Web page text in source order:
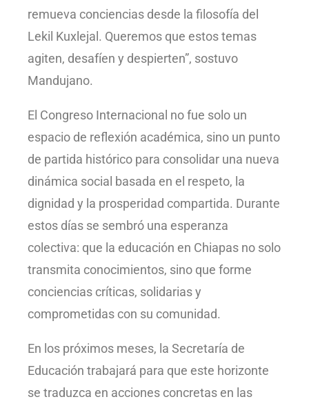
remueva conciencias desde la filosofía del
Lekil Kuxlejal. Queremos que estos temas
agiten, desafíen y despierten”, sostuvo
Mandujano.
El Congreso Internacional no fue solo un
espacio de reflexión académica, sino un punto
de partida histórico para consolidar una nueva
dinámica social basada en el respeto, la
dignidad y la prosperidad compartida. Durante
estos días se sembró una esperanza
colectiva: que la educación en Chiapas no solo
transmita conocimientos, sino que forme
conciencias críticas, solidarias y
comprometidas con su comunidad.
En los próximos meses, la Secretaría de
Educación trabajará para que este horizonte
se traduzca en acciones concretas en las